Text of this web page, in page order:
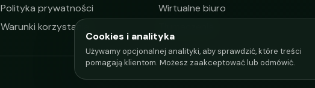
Polityka prywatności
Warunki korzystania
Wirtualne biuro
Cookies i analityka
Używamy opcjonalnej analityki, aby sprawdzić, które treści
pomagają klientom. Możesz zaakceptować lub odmówić.